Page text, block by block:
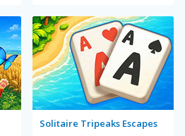
Solitaire Tripeaks Escapes